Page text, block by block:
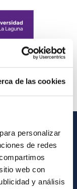
de las cookies
personalizar
de redes
web con
y análisis